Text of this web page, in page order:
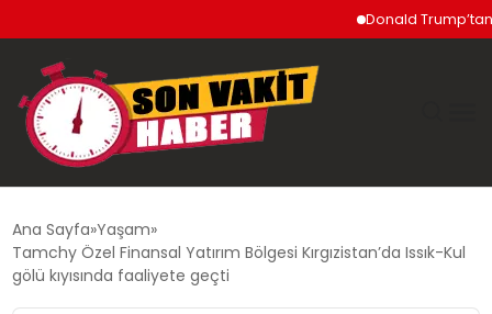
Donald Trump’tan
SIYASET
Ana Sayfa Yaşam
Tamchy Özel Finansal Yatırım Bölgesi Kırgızistan’da Issık-Kul
gölü kıyısında faaliyete geçti